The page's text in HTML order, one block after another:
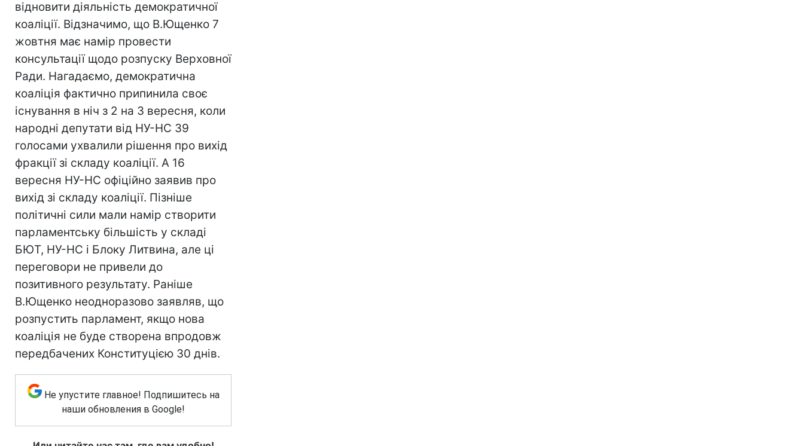
відновити діяльність демократичної
коаліції. Відзначимо, що В.Ющенко 7
жовтня має намір провести
консультації щодо розпуску Верховної
Ради. Нагадаємо, демократична
коаліція фактично припинила своє
існування в ніч з 2 на 3 вересня, коли
народні депутати від НУ-НС 39
голосами ухвалили рішення про вихід
фракції зі складу коаліції. А 16
вересня НУ-НС офіційно заявив про
вихід зі складу коаліції. Пізніше
політичні сили мали намір створити
парламентську більшість у складі
БЮТ, НУ-НС і Блоку Литвина, але ці
переговори не привели до
позитивного результату. Раніше
В.Ющенко неодноразово заявляв, що
розпустить парламент, якщо нова
коаліція не буде створена впродовж
передбачених Конституцією 30 днів.
Не упустите главное! Подпишитесь на
наши обновления в Google!